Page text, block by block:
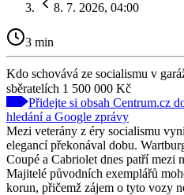
8. 7. 2026, 04:00
3 min
Kdo schovává ze socialismu v
sběratelích 1 500 000 Kč
Přidejte si obsah Centrum.cz
hledání a Google zprávy
Mezi veterány z éry socialismu
elegancí překonával dobu.
Coupé a Cabriolet dnes patří mezi
Majitelé původních exemplářů
korun, přičemž zájem o tyto vozy